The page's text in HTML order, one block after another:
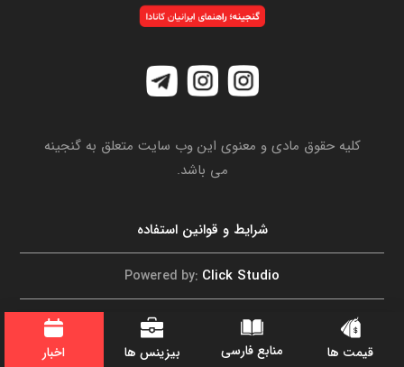
کلیه حقوق مادی و معنوی این وب سایت متعلق به گنجینه
می باشد.
شرایط و قوانین استفاده
Powered by: Click Studio
قیمت ها منابع فارسی بیزینس ها اخبار